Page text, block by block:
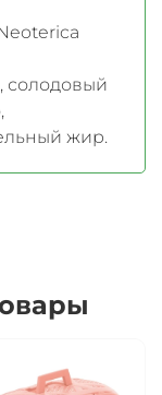
солодовый
жир.